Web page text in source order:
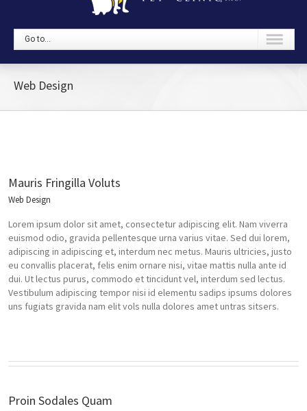
Go to...
Web Design
Mauris Fringilla Voluts
Web Design
Lorem ipsum dolor sit amet, consectetur adipiscing elit. Nam viverra
euismod odio, gravida pellentesque urna varius vitae. Sed dui lorem,
adipiscing in adipiscing et, interdum nec metus. Mauris ultricies, justo
eu convallis placerat, felis enim ornare nisi, vitae mattis nulla ante id
dui. Ut lectus purus, commodo et tincidunt vel, interdum sed lectus.
Vestibulum adipiscing tempor nisi id elementu sadips ipsums dolores
uns fugiats gravida nam elit vols nulla dolores amet untras sitsers.
Proin Sodales Quam